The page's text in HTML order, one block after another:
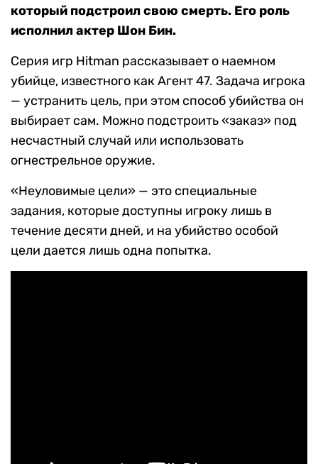
который подстроил свою смерть. Его роль
исполнил актер Шон Бин.
Серия игр Hitman рассказывает о наемном
убийце, известного как Агент 47. Задача игрока
— устранить цель, при этом способ убийства он
выбирает сам. Можно подстроить «заказ» под
несчастный случай или использовать
огнестрельное оружие.
«Неуловимые цели» — это специальные
задания, которые доступны игроку лишь в
течение десяти дней, и на убийство особой
цели дается лишь одна попытка.